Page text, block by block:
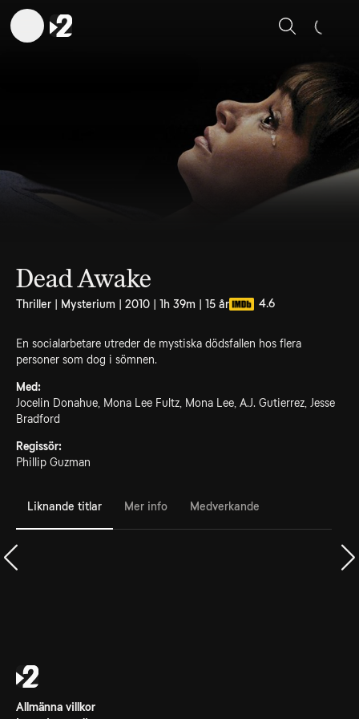
Sök
Dead Awake
Thriller | Mysterium | 2010 | 1h 39m | 15 år 4.6
En socialarbetare utreder de mystiska dödsfallen hos flera
personer som dog i sömnen.
Med:
Jocelin Donahue, Mona Lee Fultz, Mona Lee, A.J. Gutierrez, Jesse
Bradford
Regissör:
Phillip Guzman
Liknande titlar Mer info Medverkande
Allmänna villkor